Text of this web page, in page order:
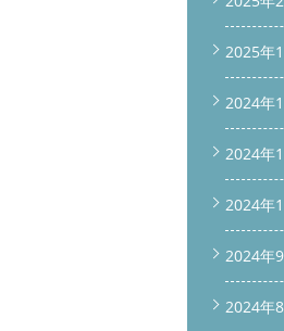
2025年
2024年
2024年
2024年
2024年
2024年